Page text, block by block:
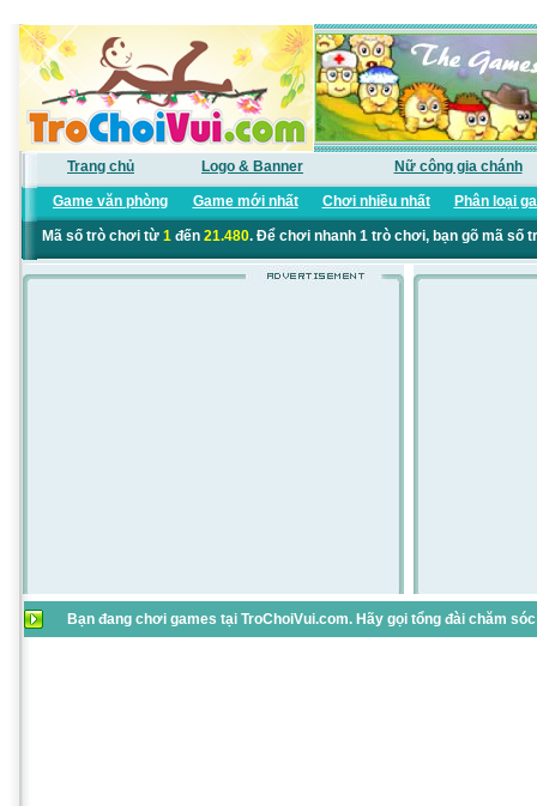
Trang chủ Logo & Banner Nữ công gia chánh
Game văn phòng Game mới nhất Chơi nhiều nhất Phân loại
Mã số trò chơi từ 1đến 21.480. Để chơi nhanh 1 trò chơi, bạn gõ mã số
Bạn đang chơi games tại TroChoiVui.com. Hãy gọi tổng đài chăm